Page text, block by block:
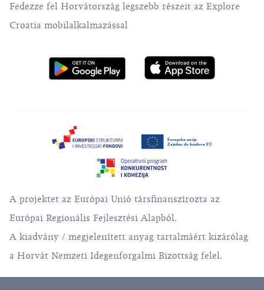
Fedezze fel Horvátország legszebb részeit az Explore
Croatia mobilalkalmazással
A projektet az Európai Unió társfinanszírozta az
Európai Regionális Fejlesztési Alapból.
A kiadvány / megjelenített anyag tartalmáért kizárólag
a Horvát Nemzeti Idegenforgalmi Bizottság felel.